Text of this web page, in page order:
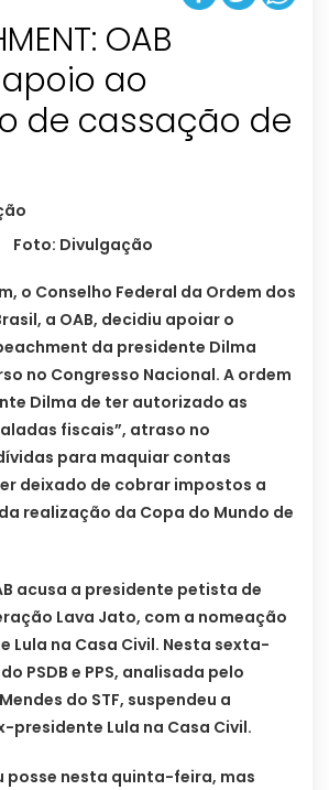
OAB
ao
de cassação de
Foto: Divulgação
o Conselho Federal da Ordem dos
a OAB, decidiu apoiar o
da presidente Dilma
no Congresso Nacional. A ordem
Dilma de ter autorizado as
fiscais”, atraso no
para maquiar contas
deixado de cobrar impostos a
realização da Copa do Mundo de
acusa a presidente petista de
Lava Jato, com a nomeação
Lula na Casa Civil. Nesta sexta-
PSDB e PPS, analisada pelo
do STF, suspendeu a
presidente Lula na Casa Civil.
posse nesta quinta-feira, mas